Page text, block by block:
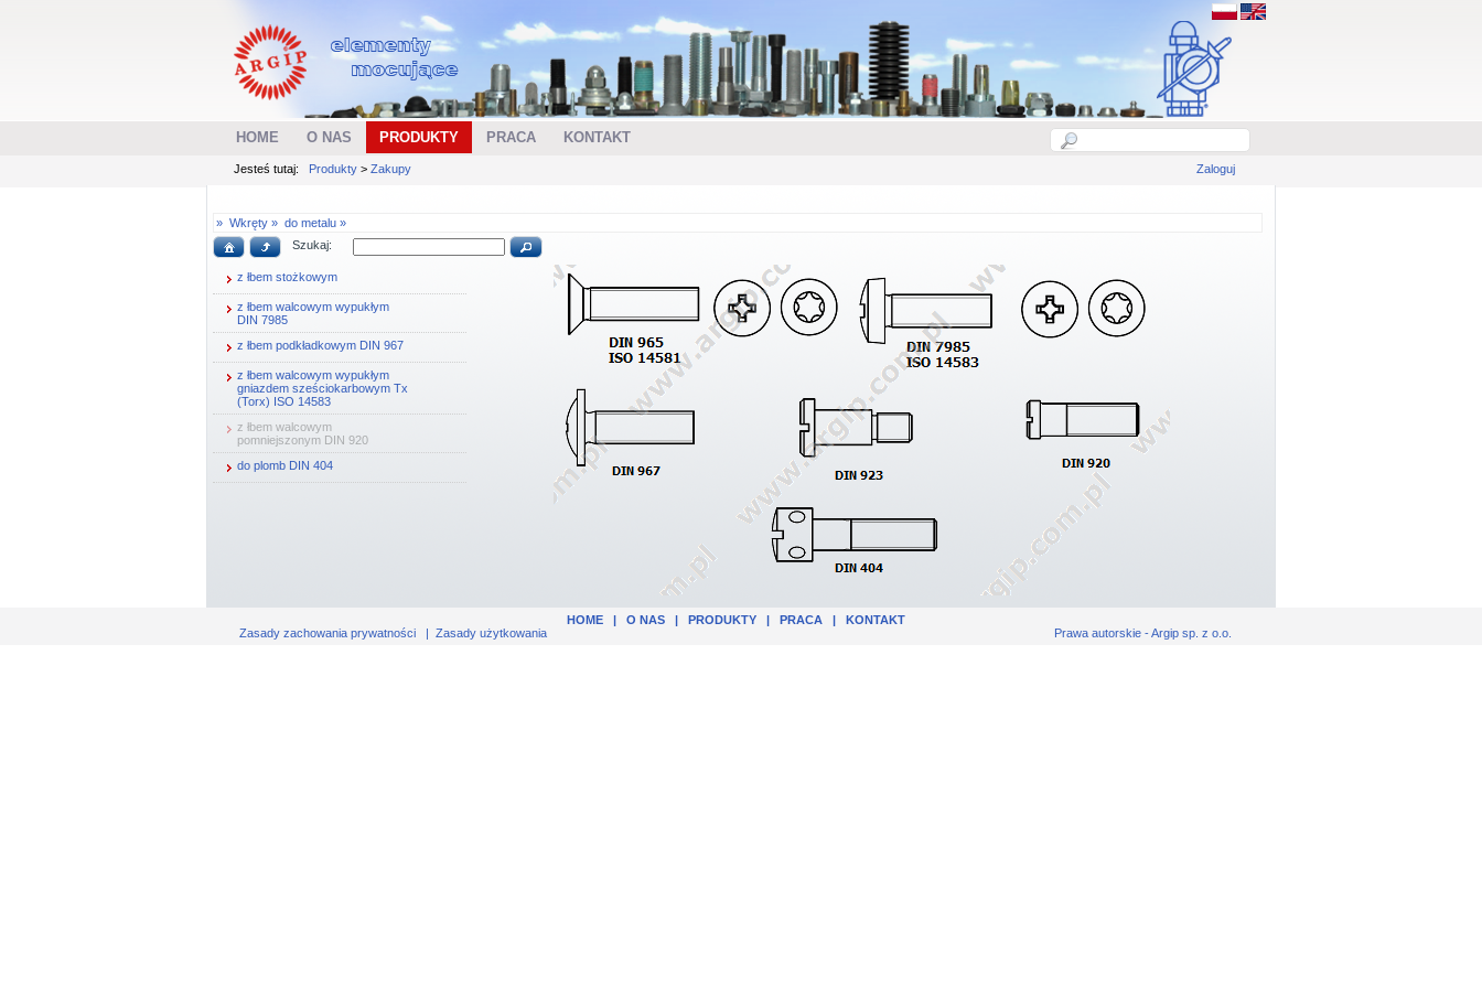
HOME O NAS PRODUKTY PRACA KONTAKT
Jesteś tutaj: Produkty > Zakupy Zaloguj
» Wkręty » do metalu »
Szukaj:
z łbem stożkowym
z łbem walcowym wypukłym
DIN 7985
z łbem podkładkowym DIN 967
z łbem walcowym wypukłym
gniazdem sześciokarbowym Tx
(Torx) ISO 14583
z łbem walcowym
pomniejszonym DIN 920
do plomb DIN 404
HOME| O NAS| PRODUKTY| PRACA| KONTAKT
Zasady zachowania prywatności | Zasady użytkowania Prawa autorskie - Argip sp. z o.o.